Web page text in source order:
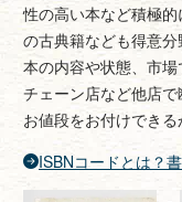
性の高い本など積極
の古典籍なども得意分
本の内容や状態、市
チェーン店など他店
お値段をお付けできる
ISBNコードとは？